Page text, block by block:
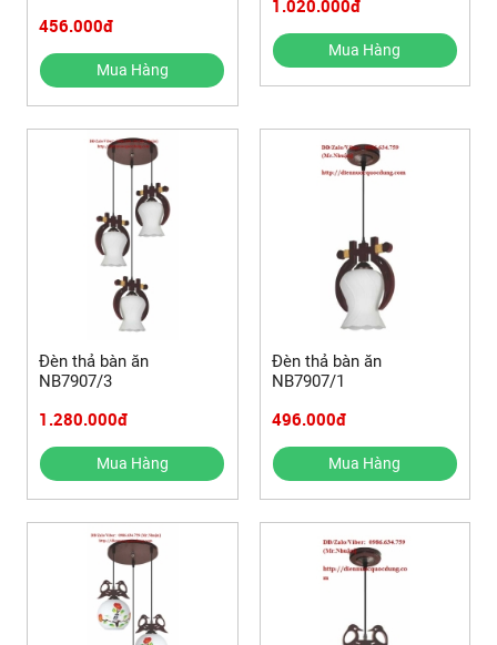
456.000đ
Mua Hàng
1.020.000đ
Mua Hàng
Đèn thả bàn ăn
NB7907/3
1.280.000đ
Mua Hàng
Đèn thả bàn ăn
NB7907/1
496.000đ
Mua Hàng